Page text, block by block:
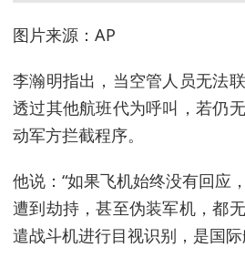
图片来源：AP
李瀚明指出，当空管人员无法
透过其他航班代为呼叫，若仍
动军方拦截程序。
他说：“如果飞机始终没有回应
遭到劫持，甚至伪装军机，都
遣战斗机进行目视识别，是国